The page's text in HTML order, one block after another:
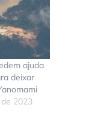
ajuda
deixar
2023